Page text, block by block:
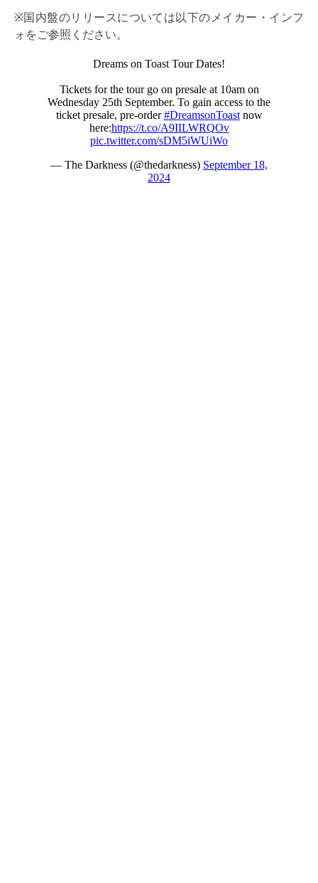
※国内盤のリリースについては以下のメイカー・インフ
ォをご参照ください。